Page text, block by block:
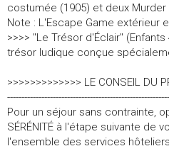
costumée (1905) et deux
Note : L'Escape Game extérieur
>>>> "Le Trésor d'Éclair"
trésor ludique conçue
>>>>>>>>>>>>> LE CONSEIL DU
Pour un séjour sans contrainte,
SÉRÉNITÉ à l'étape suivante de
l'ensemble des services